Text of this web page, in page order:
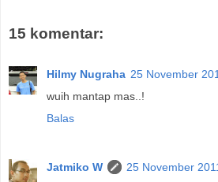
15 komentar:
Hilmy Nugraha 25 November
wuih mantap mas..!
Balas
Jatmiko W
25 November